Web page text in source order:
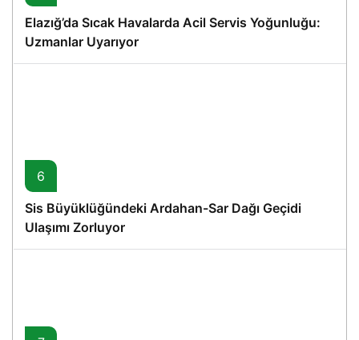
Elazığ’da Sıcak Havalarda Acil Servis Yoğunluğu:
Uzmanlar Uyarıyor
6
Sis Büyüklüğündeki Ardahan-Sar Dağı Geçidi
Ulaşımı Zorluyor